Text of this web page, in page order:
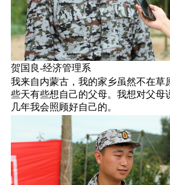
贺国良-经济管理系
我来自内蒙古，我的家乡虽然不在草
些天有些想自己的父母。我想对父母
几年我会照顾好自己的。